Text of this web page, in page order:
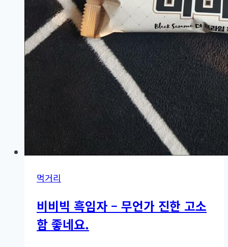
먹거리
비비빅 흑임자 – 무언가 진한 고소
함 좋네요.